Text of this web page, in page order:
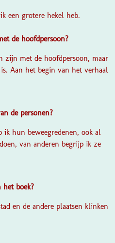
een grotere hekel heb.
de hoofdpersoon?
zijn met de hoofdpersoon, maar
Aan het begin van het verhaal
de personen?
ik hun beweegredenen, ook al
van anderen begrijp ik ze
boek?
en de andere plaatsen klinken